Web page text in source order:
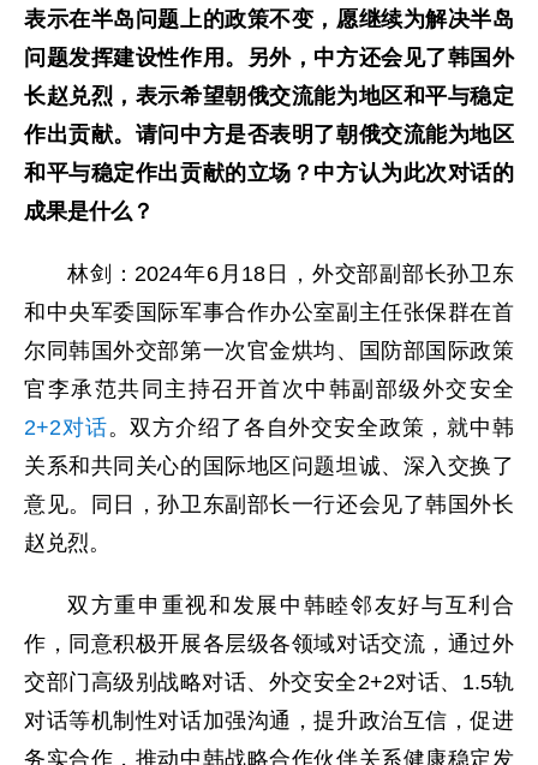
表示在半岛问题上的政策不变，愿继续为解决半岛
问题发挥建设性作用。另外，中方还会见了韩国外
长赵兑烈，表示希望朝俄交流能为地区和平与稳定
作出贡献。请问中方是否表明了朝俄交流能为地区
和平与稳定作出贡献的立场？中方认为此次对话的
成果是什么？
林剑：2024年6月18日，外交部副部长孙卫东
和中央军委国际军事合作办公室副主任张保群在首
尔同韩国外交部第一次官金烘均、国防部国际政策
官李承范共同主持召开首次中韩副部级外交安全
2+2对话。双方介绍了各自外交安全政策，就中韩
关系和共同关心的国际地区问题坦诚、深入交换了
意见。同日，孙卫东副部长一行还会见了韩国外长
赵兑烈。
双方重申重视和发展中韩睦邻友好与互利合
作，同意积极开展各层级各领域对话交流，通过外
交部门高级别战略对话、外交安全2+2对话、1.5轨
对话等机制性对话加强沟通，提升政治互信，促进
务实合作，推动中韩战略合作伙伴关系健康稳定发